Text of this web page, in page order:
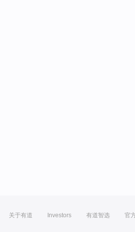
关于有道 Investors 有道智选 官